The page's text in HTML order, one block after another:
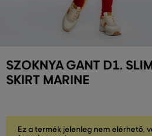
SZOKNYA GANT D1.
SKIRT MARINE
Ez a termék jelenleg nem elérhető,